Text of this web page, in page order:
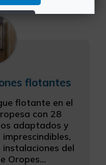
flotantes
flotante en el
con 28
adaptados y
del
Oropes...